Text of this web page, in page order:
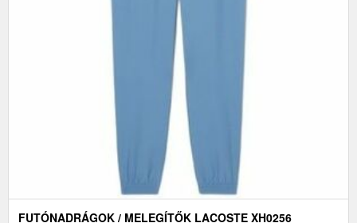
FUTÓNADRÁGOK / MELEGÍTŐK LACOSTE XH0256